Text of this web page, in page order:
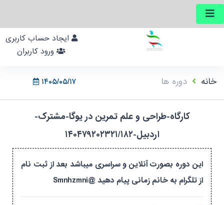
۱۴۰۵/۰۵/۱۷ خانه دوره ها
کارگاه-طراحی و علم تمرین در یوگا-مشترک-
اردبیل-۱۴۰۴۷۹۲۰۲۳۲۱/۱۸۲
این دوره بصورت آنلاین و سراسری میباشد بعد از ثبت نام
از تلگرام به خانم زمانی پیام دهید @Smnhzmni